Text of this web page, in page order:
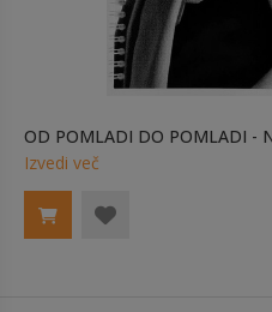
OD POMLADI DO POMLADI -
Izvedi več